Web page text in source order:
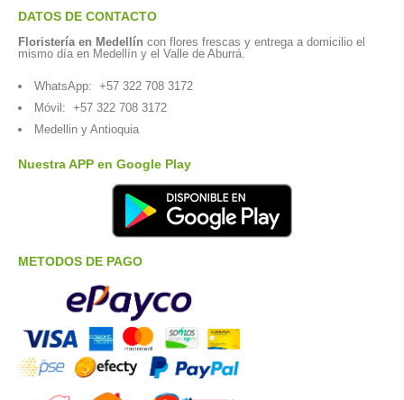
DATOS DE CONTACTO
Floristería en Medellín con flores frescas y entrega a domicilio el
mismo día en Medellín y el Valle de Aburrá.
WhatsApp: +57 322 708 3172
Móvil: +57 322 708 3172
Medellin y Antioquia
Nuestra APP en Google Play
METODOS DE PAGO